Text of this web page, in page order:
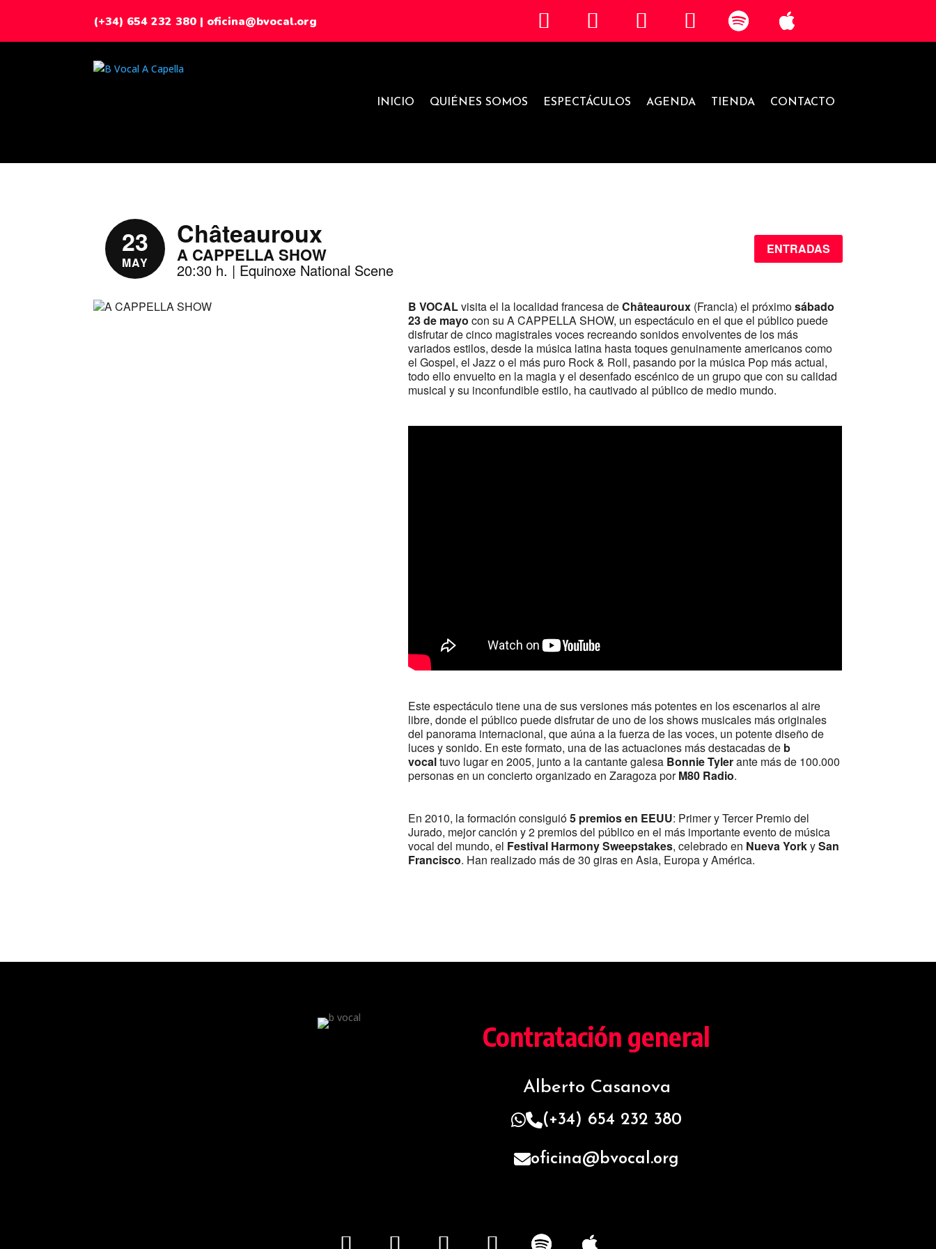
(+34) 654 232 380 | oficina@bvocal.org
INICIO QUIÉNES SOMOS ESPECTÁCULOS AGENDA TIENDA CONTACTO
23
MAY
Châteauroux
A CAPPELLA SHOW
20:30 h. | Equinoxe National Scene
ENTRADAS
B VOCALvisita el la localidad francesa deChâteauroux (Francia) el próximosábado
23 de mayocon su A CAPPELLA SHOW, un espectáculo en el que el público puede
disfrutar de cinco magistrales voces recreando sonidos envolventes de los más
variados estilos, desde la música latina hasta toques genuinamente americanos como
el Gospel, el Jazz o el más puro Rock & Roll, pasando por la música Pop más actual,
todo ello envuelto en la magia y el desenfado escénico de un grupo que con su calidad
musical y su inconfundible estilo, ha cautivado al público de medio mundo.
Este espectáculo tiene una de sus versiones más potentes en los escenarios al aire
libre, donde el público puede disfrutar de uno de los shows musicales más originales
del panorama internacional, que aúna a la fuerza de las voces, un potente diseño de
luces y sonido. En este formato, una de las actuaciones más destacadas de b
vocaltuvo lugar en 2005, junto a la cantante galesa Bonnie Tylerante más de 100.000
personas en un concierto organizado en Zaragoza porM80 Radio.
En 2010, la formación consiguió5 premios en EEUU: Primer y Tercer Premio del
Jurado, mejor canción y 2 premios del público en el más importante evento de música
vocal del mundo, el Festival Harmony Sweepstakes, celebrado en Nueva YorkySan
Francisco. Han realizado más de 30 giras en Asia, Europa y América.
Contratación general
Alberto Casanova
(+34) 654 232 380
oficina@bvocal.org